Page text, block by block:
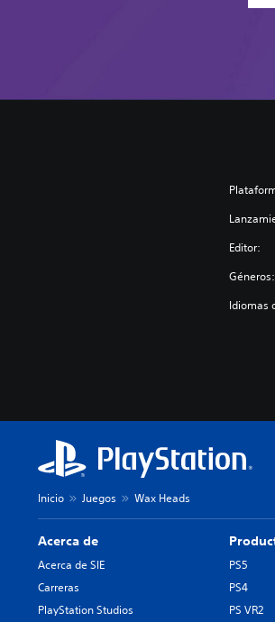
Editor:
Géneros:
Idiomas
Inicio Juegos Wax Heads
Acerca de
Acerca de SIE
Carreras
PlayStation Studios
PS5
PS4
PS VR2